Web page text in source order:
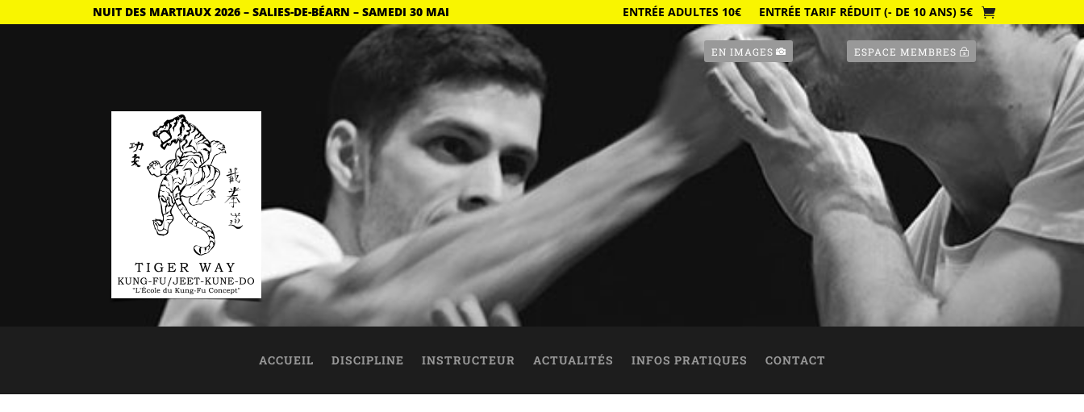
NUIT DES MARTIAUX 2026 – SALIES-DE-BÉARN – SAMEDI 30 MAI ENTRÉE ADULTES 10€ ENTRÉE TARIF RÉDUIT (- DE 10 ANS) 5€
EN IMAGES ESPACE MEMBRES
ACCUEIL DISCIPLINE INSTRUCTEUR ACTUALITÉS INFOS PRATIQUES CONTACT